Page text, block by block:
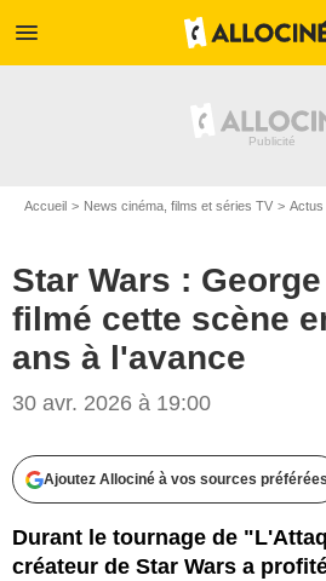
menu
Accueil News cinéma, films et séries TV Actus
Star Wars :
filmé cette scène
ans à l'avance
30 avr. 2026 à 19:00
Ajoutez Allociné à vos sources préférées
Durant le tournage de
créateur de Star Wars a